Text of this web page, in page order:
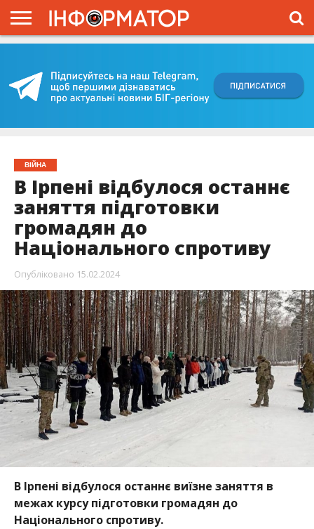
ПРОЄКТ
ВІЙНА
В Ірпені відбулося останнє
заняття підготовки
громадян до
Національного спротиву
Опубліковано 15.02.2024
В Ірпені відбулося останнє виїзне заняття в
межах курсу підготовки громадян до
Національного спротиву.